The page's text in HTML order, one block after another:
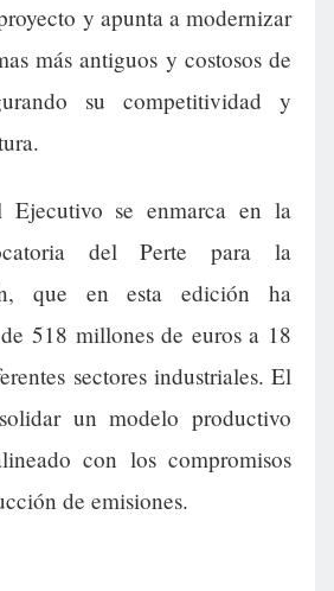
y apunta a modernizar
más antiguos y costosos de
su competitividad y
Ejecutivo se enmarca en la
del Perte para la
que en esta edición ha
518 millones de euros a 18
sectores industriales. El
un modelo productivo
con los compromisos
de emisiones.